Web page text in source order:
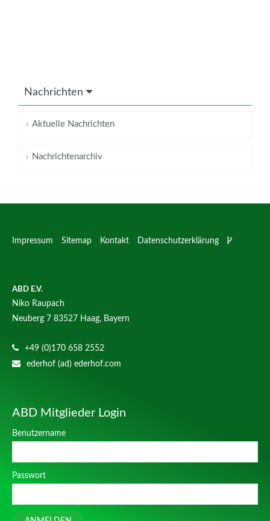
Nachrichten
Aktuelle Nachrichten
Nachrichtenarchiv
Impressum Sitemap Kontakt Datenschutzerklärung
ABD E.V.
Niko Raupach
Neuberg 7 83527 Haag, Bayern
+49 (0)170 658 2552
ederhof (ad) ederhof.com
ABD Mitglieder Login
Benutzername
Passwort